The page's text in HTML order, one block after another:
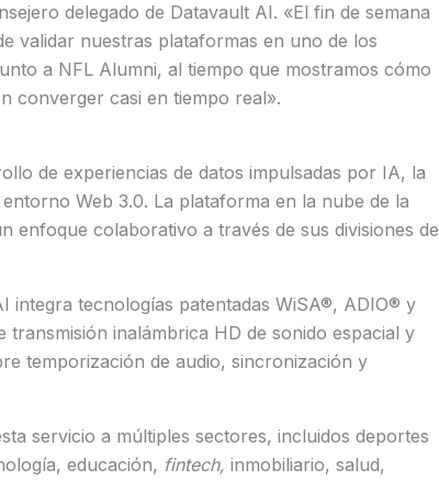
delegado de Datavault AI. «El fin de semana
validar nuestras plataformas en uno de los
a NFL Alumni, al tiempo que mostramos cómo
converger casi en tiempo real».
de experiencias de datos impulsadas por IA, la
Web 3.0. La plataforma en la nube de la
enfoque colaborativo a través de sus divisiones de
integra tecnologías patentadas WiSA®, ADIO® y
inalámbrica HD de sonido espacial y
temporización de audio, sincronización y
servicio a múltiples sectores, incluidos deportes
educación, fintech, inmobiliario, salud,